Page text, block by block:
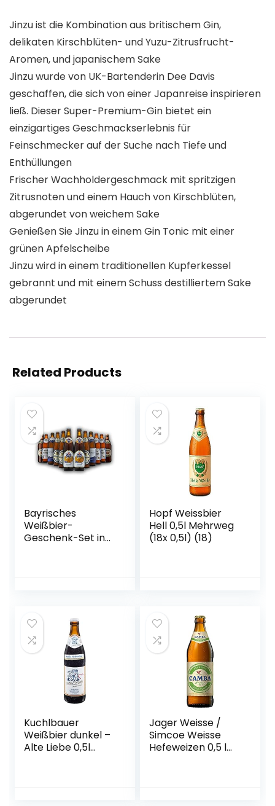
Jinzu ist die Kombination aus britischem Gin,
delikaten Kirschblüten- und Yuzu-Zitrusfrucht-
Aromen, und japanischem Sake
Jinzu wurde von UK-Bartenderin Dee Davis
geschaffen, die sich von einer Japanreise inspirieren
ließ. Dieser Super-Premium-Gin bietet ein
einzigartiges Geschmackserlebnis für
Feinschmecker auf der Suche nach Tiefe und
Enthüllungen
Frischer Wachholdergeschmack mit spritzigen
Zitrusnoten und einem Hauch von Kirschblüten,
abgerundet von weichem Sake
Genießen Sie Jinzu in einem Gin Tonic mit einer
grünen Apfelscheibe
Jinzu wird in einem traditionellen Kupferkessel
gebrannt und mit einem Schuss destilliertem Sake
abgerundet
Related Products
Bayrisches
Weißbier-
Geschenk-Set in
Hopf Weissbier
Hell 0,5l Mehrweg
(18x 0,5l) (18)
Kuchlbauer
Weißbier dunkel –
Alte Liebe 0,5l
Jager Weisse /
Simcoe Weisse
Hefeweizen 0,5 l